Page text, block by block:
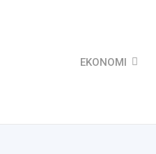
EKONOMI